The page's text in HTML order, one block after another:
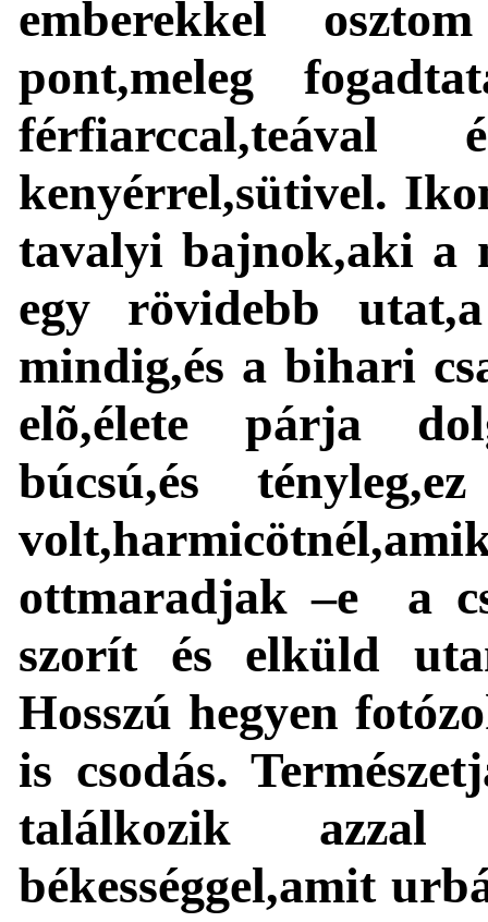
emberekkel
pont,meleg
férfiarccal,teával
kenyérrel,sütivel.
tavalyi bajnok,aki a
egy rövidebb
mindig,és a bihari
elõ,élete párja
búcsú,és
ottmaradjak –e a
szorít és elküld
Hosszú hegyen
is csodás.
találkozik
békességgel,amit